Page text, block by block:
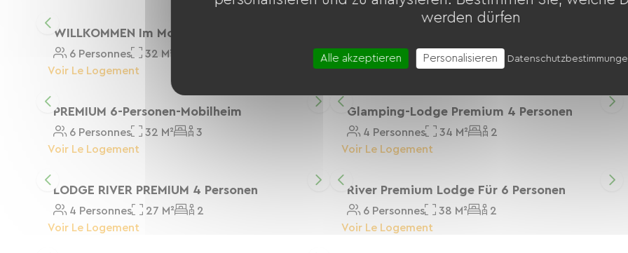
WILLKOMMEN Im Mobilheim Für 6 Personen
6 Personnes 32 M²
Voir Le Logement
4 Personnes 30 M²
2
Voir Le Logement
PREMIUM 6-Personen-Mobilheim
6 Personnes 32 M²
3
Voir Le Logement
Glamping-Lodge Premium 4 Personen
4 Personnes 34 M²
2
Voir Le Logement
LODGE RIVER PREMIUM 4 Personen
4 Personnes 27 M²
2
Voir Le Logement
River Premium Lodge Für 6 Personen
6 Personnes 38 M²
2
Voir Le Logement
werden dürfen
Alle akzeptieren Personalisieren